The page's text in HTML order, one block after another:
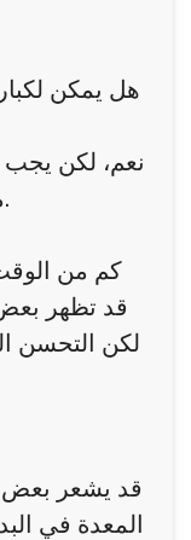
نعم، لكن
مع مراعاة الحالة الصحية الفردية.
2. كم من
قد تظهر بعض
لكن التحسن
قد يشعر بعض
المعدة في